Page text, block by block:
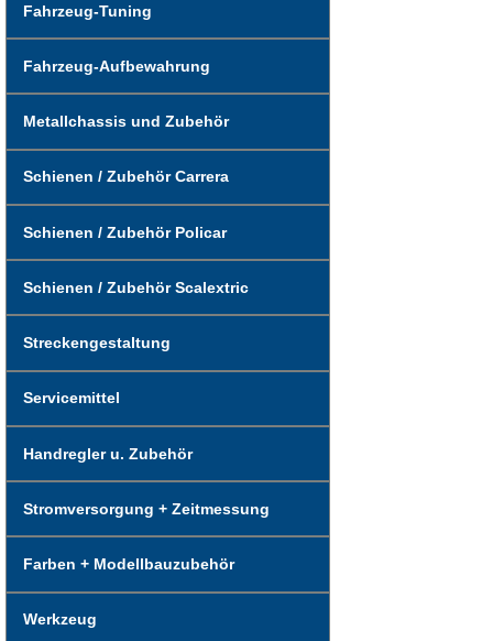
Fahrzeug-Tuning
Fahrzeug-Aufbewahrung
Metallchassis und Zubehör
Schienen / Zubehör Carrera
Schienen / Zubehör Policar
Schienen / Zubehör Scalextric
Streckengestaltung
Servicemittel
Handregler u. Zubehör
Stromversorgung + Zeitmessung
Farben + Modellbauzubehör
Werkzeug